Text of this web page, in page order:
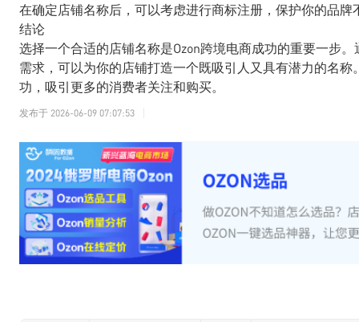
在确定店铺名称后，可以考虑进行商标注册，保护你的品
结论
选择一个合适的店铺名称是Ozon跨境电商成功的重要一步
需求，可以为你的店铺打造一个既吸引人又具有潜力的名
功，吸引更多的消费者关注和购买。
发布于 2026-06-09 07:07:53